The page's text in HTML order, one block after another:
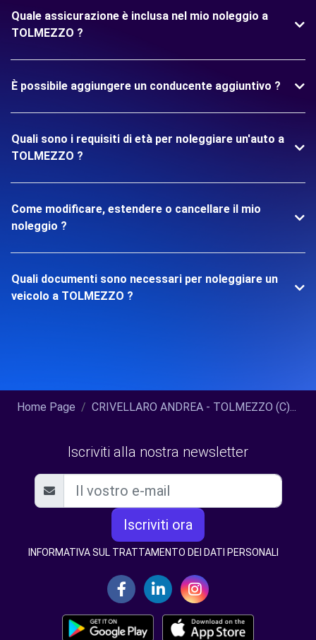
Quale assicurazione è inclusa nel mio noleggio a
TOLMEZZO ?
È possibile aggiungere un conducente aggiuntivo ?
Quali sono i requisiti di età per noleggiare un'auto a
TOLMEZZO ?
Come modificare, estendere o cancellare il mio
noleggio ?
Quali documenti sono necessari per noleggiare un
veicolo a TOLMEZZO ?
Home Page CRIVELLARO ANDREA - TOLMEZZO (C)...
Iscriviti alla nostra newsletter
Iscriviti ora
INFORMATIVA SUL TRATTAMENTO DEI DATI PERSONALI